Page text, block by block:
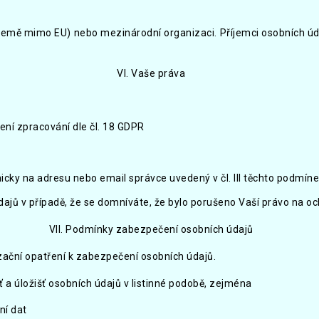
mimo EU) nebo mezinárodní organizaci. Příjemci osobních
VI. Vaše práva
zpracování dle čl. 18 GDPR
na adresu nebo email správce uvedený v čl. III těchto
v případě, že se domníváte, že bylo porušeno Vaší právo na
VII. Podmínky zabezpečení osobních údajů
opatření k zabezpečení osobních údajů.
úložišť osobních údajů v listinné podobě, zejména
dat